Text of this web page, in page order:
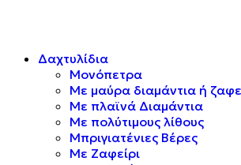
Δαχτυλίδια
Μονόπετρα
Mε μαύρα διαμάντια ή
Mε πλαϊνά Διαμάντια
Mε πολύτιμους λίθους
Μπριγιατένιες Βέρες
Με Ζαφείρι